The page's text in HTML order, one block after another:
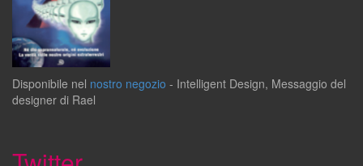
Disponibile nel nostro negozio - Intelligent Design, Messaggio del
designer di Rael